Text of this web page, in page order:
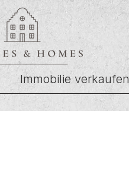
Immobilie verkaufen